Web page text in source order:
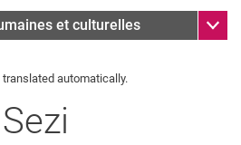
(opens an external link in a
et culturelles Sub
automatically.
Sezi